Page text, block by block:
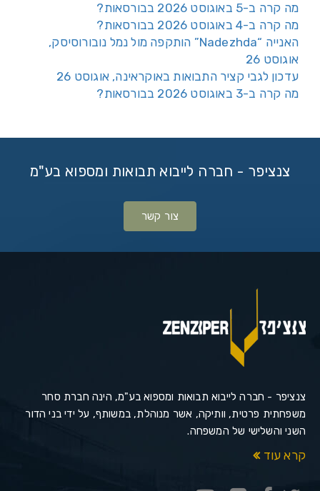
מה קרה ב-5 באוגוסט 2026 בבורסאות?
מה קרה ב-4 באוגוסט 2026 בבורסאות?
האנייה “Nadezhda” הותקפה מול נמל נובורוסיסק,
אוגוסט 26
עדכון לגבי קציר התבואות באוקראינה, אוגוסט 26
מה קרה ב-3 באוגוסט 2026 בבורסאות?
צנציפר - חברה לייבוא תבואות ומספוא בע"מ
צור קשר
צנציפר - חברה לייבוא תבואות ומספוא בע"מ, הינה חברת סחר
משפחתית פרטית, וותיקה, אשר מנוהלת, במשותף, על ידי בני הדור
השני והשלישי של המשפחה.
קרא עוד